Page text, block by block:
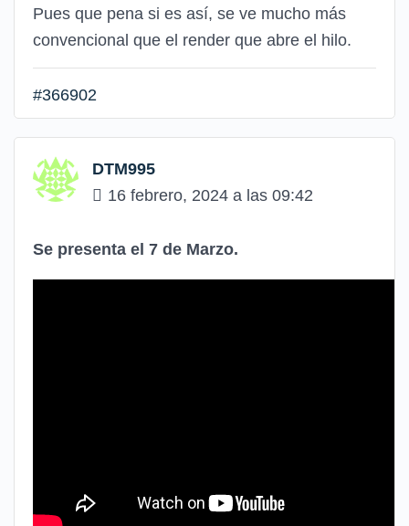
Pues que pena si es así, se ve mucho más
convencional que el render que abre el hilo.
#366902
DTM995
16 febrero, 2024 a las 09:42
Se presenta el 7 de Marzo.